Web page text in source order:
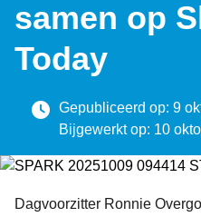
samen op
Today
Gepubliceerd op: 9
Bijgewerkt op: 10
Dagvoorzitter Ronnie